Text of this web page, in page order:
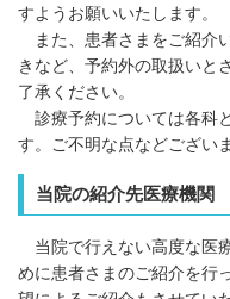
すようお願いいたします。
また、患者さまをご紹介
きなど、予約外の取扱いと
了承ください。
診療予約については各科
す。ご不明な点などござい
当院の紹介先医療機関
当院で行えない高度な医
めに患者さまのご紹介を行